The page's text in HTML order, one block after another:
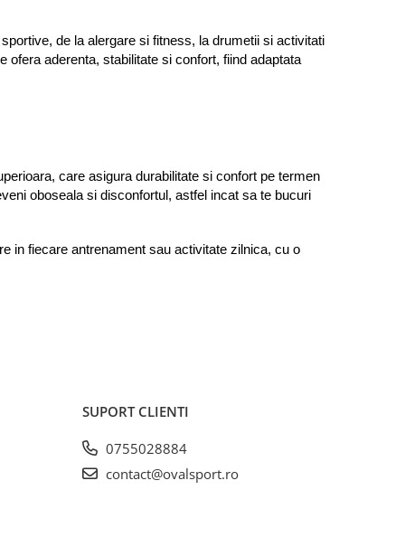
de la alergare si fitness, la drumetii si activitati
aderenta, stabilitate si confort, fiind adaptata
care asigura durabilitate si confort pe termen
oboseala si disconfortul, astfel incat sa te bucuri
in fiecare antrenament sau activitate zilnica, cu o
SUPORT CLIENTI
0755028884
contact@ovalsport.ro